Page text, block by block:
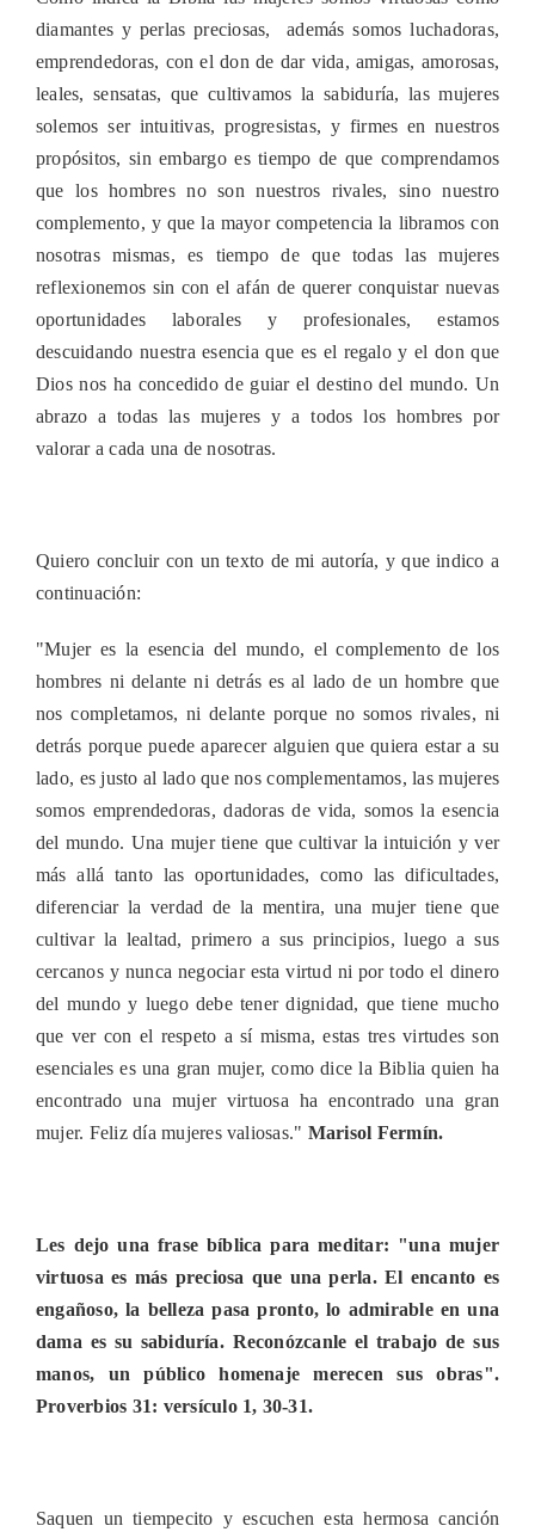
diamantes y perlas preciosas, además somos luchadoras,
emprendedoras, con el don de dar vida, amigas, amorosas,
leales, sensatas, que cultivamos la sabiduría, las mujeres
solemos ser intuitivas, progresistas, y firmes en nuestros
propósitos, sin embargo es tiempo de que comprendamos
que los hombres no son nuestros rivales, sino nuestro
complemento, y que la mayor competencia la libramos con
nosotras mismas, es tiempo de que todas las mujeres
reflexionemos sin con el afán de querer conquistar nuevas
oportunidades laborales y profesionales, estamos
descuidando nuestra esencia que es el regalo y el don que
Dios nos ha concedido de guiar el destino del mundo. Un
abrazo a todas las mujeres y a todos los hombres por
valorar a cada una de nosotras.
Quiero concluir con un texto de mi autoría, y que indico a
continuación:
"Mujer es la esencia del mundo, el complemento de los
hombres ni delante ni detrás es al lado de un hombre que
nos completamos, ni delante porque no somos rivales, ni
detrás porque puede aparecer alguien que quiera estar a su
lado, es justo al lado que nos complementamos, las mujeres
somos emprendedoras, dadoras de vida, somos la esencia
del mundo. Una mujer tiene que cultivar la intuición y ver
más allá tanto las oportunidades, como las dificultades,
diferenciar la verdad de la mentira, una mujer tiene que
cultivar la lealtad, primero a sus principios, luego a sus
cercanos y nunca negociar esta virtud ni por todo el dinero
del mundo y luego debe tener dignidad, que tiene mucho
que ver con el respeto a sí misma, estas tres virtudes son
esenciales es una gran mujer, como dice la Biblia quien ha
encontrado una mujer virtuosa ha encontrado una gran
mujer. Feliz día mujeres valiosas." Marisol Fermín.
Les dejo una frase bíblica para meditar: "una mujer
virtuosa es más preciosa que una perla. El encanto es
engañoso, la belleza pasa pronto, lo admirable en una
dama es su sabiduría. Reconózcanle el trabajo de sus
manos, un público homenaje merecen sus obras".
Proverbios 31: versículo 1, 30-31.
Saquen un tiempecito y escuchen esta hermosa canción